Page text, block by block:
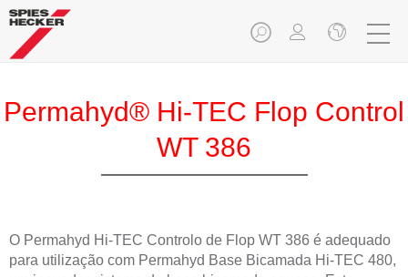
Permahyd® Hi-TEC Flop Control
WT 386
O Permahyd Hi-TEC Controlo de Flop WT 386 é adequado
para utilização com Permahyd Base Bicamada Hi-TEC 480,